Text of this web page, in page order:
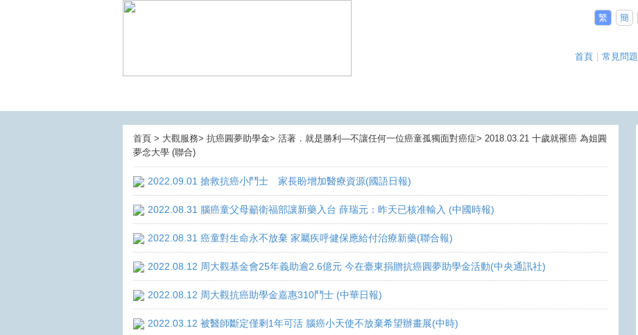
繁 簡
首頁 常見問題
首頁 > 大觀服務> 抗癌圓夢助學金> 活著．就是勝利—不讓任何一位癌童孤獨面對癌症> 2018.03.21 十歲就罹癌 為姐圓
夢念大學 (聯合)
2022.09.01 搶救抗癌小鬥士 家長盼增加醫療資源(國語日報)
2022.08.31 腦癌童父母籲衛福部讓新藥入台 薛瑞元：昨天已核准輸入 (中國時報)
2022.08.31 癌童對生命永不放棄 家屬疾呼健保應給付治療新藥(聯合報)
2022.08.12 周大觀基金會25年義助逾2.6億元 今在臺東捐贈抗癌圓夢助學金活動(中央通訊社)
2022.08.12 周大觀抗癌助學金嘉惠310鬥士 (中華日報)
2022.03.12 被醫師斷定僅剩1年可活 腦癌小天使不放棄希望辦畫展(中時)